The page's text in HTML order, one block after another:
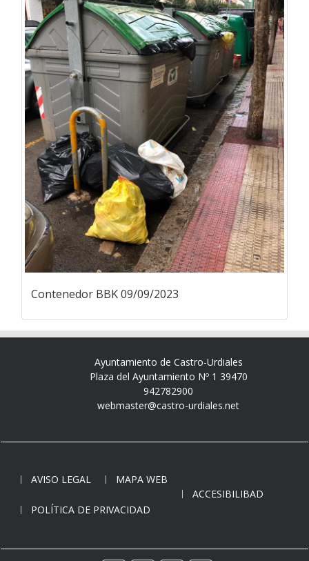
Contenedor BBK 09/09/2023
Ayuntamiento de Castro-Urdiales
Plaza del Ayuntamiento Nº 1 39470
942782900
webmaster@castro-urdiales.net
AVISO LEGAL
MAPA WEB
ACCESIBILIBAD
POLÍTICA DE PRIVACIDAD